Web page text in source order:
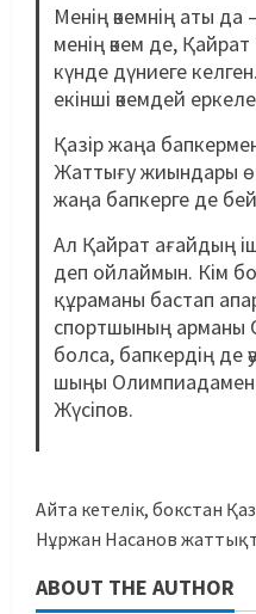
Менің әкемнің аты
менің әкем де,
күнде дүниеге
екінші әкемдей
Қазір жаңа
Жаттығу жиындары
жаңа бапкерге де
Ал Қайрат ағайдың
деп ойлаймын. Кім
құраманы бастап
спортшының арманы
болса, бапкердің де
шыңы Олимпиадамен
Жүсіпов.
Айта кетелік, бокстан
Нұржан Насанов
ABOUT THE AUTHOR